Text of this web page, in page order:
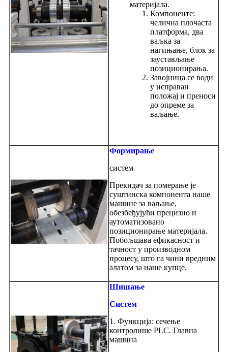
материјала.
Компоненте:
челична плочаста
платформа, два
ваљка за
нагињање, блок за
заустављање
позиционирања.
Завојница се води
у исправан
положај и преноси
до опреме за
ваљање.
Формирање
систем
Прекидач за померање је
суштинска компонента наше
машине за ваљање,
обезбеђујући прецизно и
аутоматизовано
позиционирање материјала.
Побољшава ефикасност и
тачност у производном
процесу, што га чини вредним
алатом за наше купце.
Шишање
Систем
1. Функција: сечење
контролише PLC. Главна
машина